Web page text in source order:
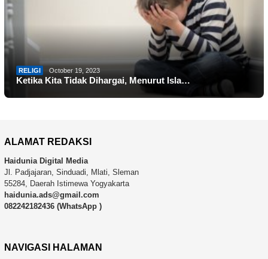
RELIGI October 19, 2023
Ketika Kita Tidak Dihargai, Menurut Isla…
ALAMAT REDAKSI
Haidunia Digital Media
Jl. Padjajaran, Sinduadi, Mlati, Sleman
55284, Daerah Istimewa Yogyakarta
haidunia.ads@gmail.com
082242182436 (WhatsApp )
NAVIGASI HALAMAN